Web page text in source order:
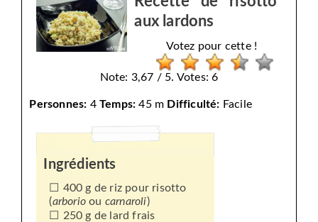
aux lardons
Votez pour cette !
Note: 3,67 / 5. Votes: 6
Personnes: 4 Temps: 45 m Difficulté: Facile
Ingrédients
400 g de riz pour risotto
(arborio ou carnaroli)
250 g de lard frais